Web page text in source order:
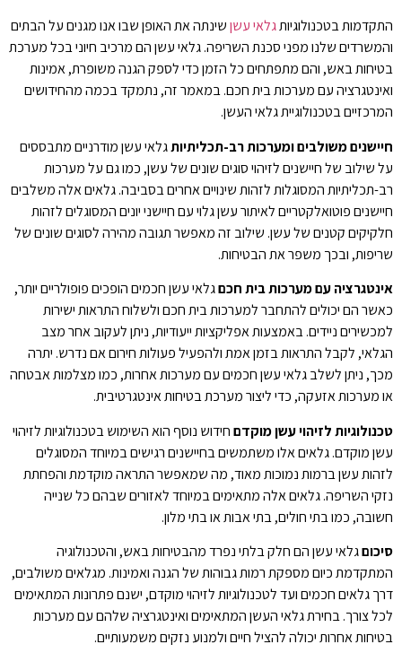
התקדמות בטכנולוגיותגלאי עשןשינתה את האופן שבו אנו מגנים על הבתים
והמשרדים שלנו מפני סכנת השריפה. גלאי עשן הם מרכיב חיוני בכל מערכת
בטיחות באש, והם מתפתחים כל הזמן כדי לספק הגנה משופרת, אמינות
ואינטגרציה עם מערכות בית חכם. במאמר זה, נתמקד בכמה מהחידושים
המרכזיים בטכנולוגיית גלאי העשן.
חיישנים משולבים ומערכות רב-תכליתיותגלאי עשן מודרניים מתבססים
על שילוב של חיישנים לזיהוי סוגים שונים של עשן, כמו גם על מערכות
רב-תכליתיות המסוגלות לזהות שינויים אחרים בסביבה. גלאים אלה משלבים
חיישנים פוטואלקטריים לאיתור עשן גלוי עם חיישני יונים המסוגלים לזהות
חלקיקים קטנים של עשן. שילוב זה מאפשר תגובה מהירה לסוגים שונים של
שריפות, ובכך משפר את הבטיחות.
אינטגרציה עם מערכות בית חכםגלאי עשן חכמים הופכים פופולריים יותר,
כאשר הם יכולים להתחבר למערכות בית חכם ולשלוח התראות ישירות
למכשירים ניידים. באמצעות אפליקציות ייעודיות, ניתן לעקוב אחר מצב
הגלאי, לקבל התראות בזמן אמת ולהפעיל פעולות חירום אם נדרש. יתרה
מכך, ניתן לשלב גלאי עשן חכמים עם מערכות אחרות, כמו מצלמות אבטחה
או מערכות אזעקה, כדי ליצור מערכת בטיחות אינטגרטיבית.
טכנולוגיות לזיהוי עשן מוקדםחידוש נוסף הוא השימוש בטכנולוגיות לזיהוי
עשן מוקדם. גלאים אלו משתמשים בחיישנים רגישים במיוחד המסוגלים
לזהות עשן ברמות נמוכות מאוד, מה שמאפשר התראה מוקדמת והפחתת
נזקי השריפה. גלאים אלה מתאימים במיוחד לאזורים שבהם כל שנייה
חשובה, כמו בתי חולים, בתי אבות או בתי מלון.
סיכוםגלאי עשן הם חלק בלתי נפרד מהבטיחות באש, והטכנולוגיה
המתקדמת כיום מספקת רמות גבוהות של הגנה ואמינות. מגלאים משולבים,
דרך גלאים חכמים ועד לטכנולוגיות לזיהוי מוקדם, ישנם פתרונות המתאימים
לכל צורך. בחירת גלאי העשן המתאימים ואינטגרציה שלהם עם מערכות
בטיחות אחרות יכולה להציל חיים ולמנוע נזקים משמעותיים.